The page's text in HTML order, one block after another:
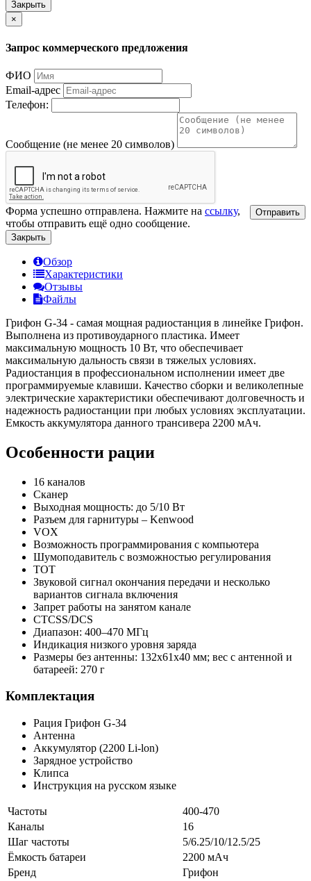
Закрыть
×
Запрос коммерческого предложения
ФИО
Email-адрес
Телефон:
Сообщение (не менее 20 символов)
Отправить
Форма успешно отправлена. Нажмите на ссылку,
чтобы отправить ещё одно сообщение.
Закрыть
Обзор
Характеристики
Отзывы
Файлы
Грифон G-34 - самая мощная радиостанция в линейке Грифон.
Выполнена из противоударного пластика. Имеет
максимальную мощность 10 Вт, что обеспечивает
максимальную дальность связи в тяжелых условиях.
Радиостанция в профессиональном исполнении имеет две
программируемые клавиши. Качество сборки и великолепные
электрические характеристики обеспечивают долговечность и
надежность радиостанции при любых условиях эксплуатации.
Емкость аккумулятора данного трансивера 2200 мАч.
Особенности рации
16 каналов
Сканер
Выходная мощность: до 5/10 Вт
Разъем для гарнитуры – Kenwood
VOX
Возможность программирования с компьютера
Шумоподавитель с возможностью регулирования
TOT
Звуковой сигнал окончания передачи и несколько
вариантов сигнала включения
Запрет работы на занятом канале
CTCSS/DCS
Диапазон: 400–470 МГц
Индикация низкого уровня заряда
Размеры без антенны: 132х61х40 мм; вес с антенной и
батареей: 270 г
Комплектация
Рация Грифон G-34
Антенна
Аккумулятор (2200 Li-lon)
Зарядное устройство
Клипса
Инструкция на русском языке
Частоты
400-470
Каналы
16
Шаг частоты
5/6.25/10/12.5/25
Ёмкость батареи
2200 мАч
Бренд
Грифон